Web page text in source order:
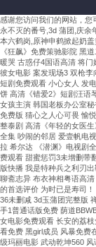
安
裝
需
嚴
格
遵
循
溫
濕
度
精
準
控
制、
防
凝
感谢您访问我们的网站，您
永不灭的番号,3d 蒲团,庆余
本六鹤岗,原神申鹤掀起奶
《狂飙》免费策驰影院 黑
暖哭 古惑仔4国语高清 将
彼女电影 案发现场3 双枪
短剧免费观看 小心女人 发
饼 高清《错爱2》短剧汪语
女孩主演 韩国老板办公室
免费版 猜心之人心可畏 愉
整泰剧 高清《年轻的女医
全集 吵闹的邻居 爱壹帆电
拉 希尔达 《潜渊》电视剧
费观看 甜蜜惩罚3未增删带
版快播 我是特种兵之利刃
聊斋志异 布衣神相粤语高
的首选评价 为时已是寿司
36未删减 3d玉蒲团完整版
手1普通话版免费 荫道
女电影免费观看 长安的荔
看免费 黑girl成员 风暴免费
级玛丽电影 武动乾坤560